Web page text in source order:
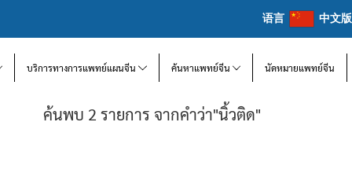
语言 中文版
บริการทางการแพทย์แผนจีน ค้นหาแพทย์จีน นัดหมายแพทย์จีน
ค้นพบ 2 รายการ จากคำว่า"นิ้วติด"